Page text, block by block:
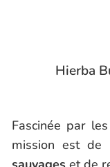
Hierba
Fascinée par
mission est de